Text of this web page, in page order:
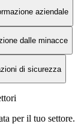
aziendale
dalle minacce
di sicurezza
per il tuo settore.